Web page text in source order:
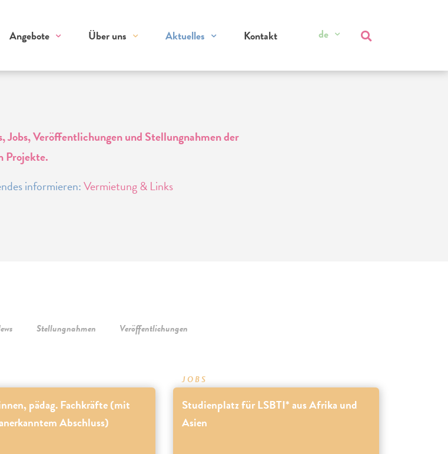
Angebote Über uns Aktuelles Kontakt de
Jobs, Veröffentlichungen und Stellungnahmen der
Projekte.
informieren:Vermietung & Links
Stellungnahmen Veröffentlichungen
pädag. Fachkräfte (mit
Abschluss)
JOBS
Studienplatz für LSBTI* aus Afrika und
Asien